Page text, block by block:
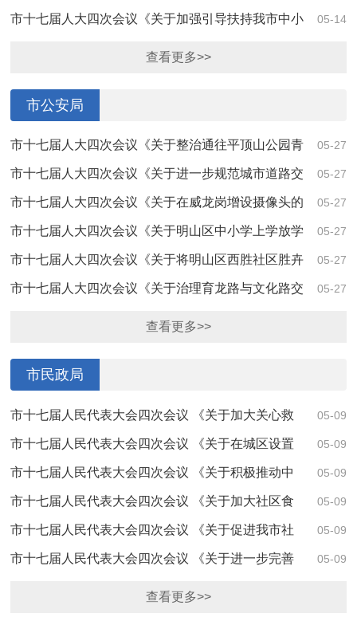
品工业高质量发展的建议》（第4199号）答复 05-14
市十七届人大四次会议《关于加强引导扶持我市中小
查看更多>>
市公安局
05-27
市十七届人大四次会议《关于整治通往平顶山公园青
云山停车场路段建议》（第4225号）答复 05-27
市十七届人大四次会议《关于进一步规范城市道路交
通安全的建议》（第4203号）答复 05-27
市十七届人大四次会议《关于在威龙岗增设摄像头的
建议》（第4192号）答复 05-27
市十七届人大四次会议《关于明山区中小学上学放学
高峰时段增设交通疏导专职警力的建议》（第4... 05-27
市十七届人大四次会议《关于将明山区西胜社区胜卉
巷道路改为单行道的建议》（第4189号）答复 05-27
市十七届人大四次会议《关于治理育龙路与文化路交
叉路口公厕门前机动车违停问题的建议》（第4...
查看更多>>
市民政局
05-09
市十七届人民代表大会四次会议 《关于加大关心救
助贫困儿童工作力度的建议》（第4080号）答复 05-09
市十七届人民代表大会四次会议 《关于在城区设置
烧纸祭祀炉的建议》 （第4121号）答复 05-09
市十七届人民代表大会四次会议 《关于积极推动中
医药与养老产业深度融合 的建议》（第4023号... 05-09
市十七届人民代表大会四次会议 《关于加大社区食
堂建设推广力度的建议》 （第4017号）答复 05-09
市十七届人民代表大会四次会议 《关于促进我市社
会组织高质量发展的 建议》（第4016号）答复 05-09
市十七届人民代表大会四次会议 《关于进一步完善
查看更多>>